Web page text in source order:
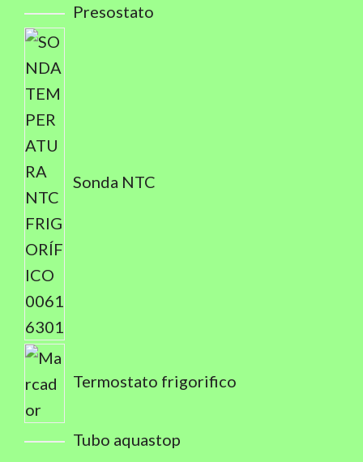
Presostato
Sonda NTC
Termostato frigorifico
Tubo aquastop